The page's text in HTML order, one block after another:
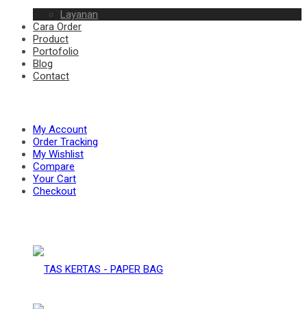
–
BAG
KERTAS
PAPER
BAG
Layanan
Cara Order
Product
Portofolio
Blog
Contact
My Account
Order Tracking
My Wishlist
Compare
Your Cart
Checkout